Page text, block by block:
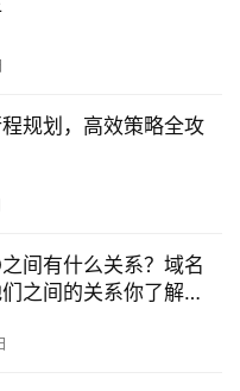
规划，高效策略全攻
间有什么关系？域名
之间的关系你了解